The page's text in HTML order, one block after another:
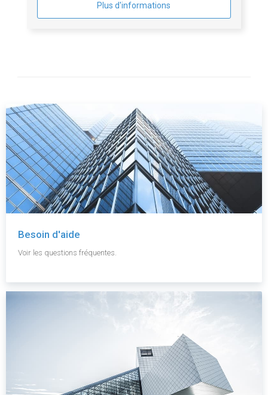
Plus d'informations
Besoin d'aide
Voir les questions fréquentes.